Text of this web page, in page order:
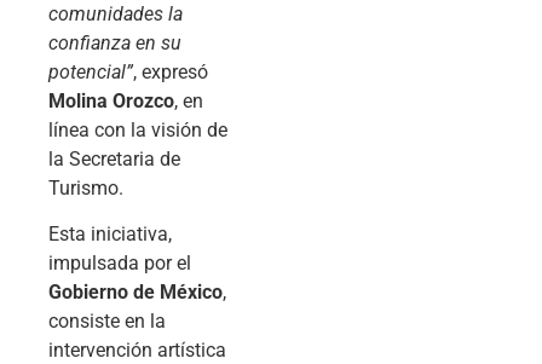
comunidades la
confianza en su
potencial”, expresó
Molina Orozco, en
línea con la visión de
la Secretaria de
Turismo.
Esta iniciativa,
impulsada por el
Gobierno de México,
consiste en la
intervención artística